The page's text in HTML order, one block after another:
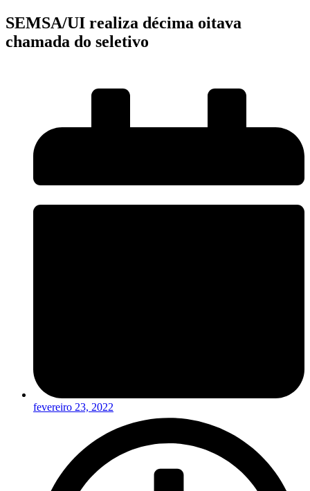
SEMSA/UI realiza décima oitava
chamada do seletivo
fevereiro 23, 2022